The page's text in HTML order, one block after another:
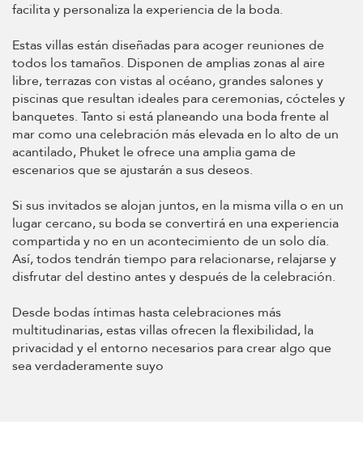
facilita y personaliza la experiencia de la boda.
Estas villas están diseñadas para acoger reuniones de
todos los tamaños. Disponen de amplias zonas al aire
libre, terrazas con vistas al océano, grandes salones y
piscinas que resultan ideales para ceremonias, cócteles y
banquetes. Tanto si está planeando una boda frente al
mar como una celebración más elevada en lo alto de un
acantilado, Phuket le ofrece una amplia gama de
escenarios que se ajustarán a sus deseos.
Si sus invitados se alojan juntos, en la misma villa o en un
lugar cercano, su boda se convertirá en una experiencia
compartida y no en un acontecimiento de un solo día.
Así, todos tendrán tiempo para relacionarse, relajarse y
disfrutar del destino antes y después de la celebración.
Desde bodas íntimas hasta celebraciones más
multitudinarias, estas villas ofrecen la flexibilidad, la
privacidad y el entorno necesarios para crear algo que
sea verdaderamente suyo